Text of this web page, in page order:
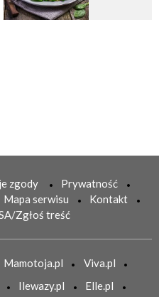
zgody
Prywatność
Mapa serwisu
Kontakt
Zgłoś treść
Mamotoja.pl
Viva.pl
Ilewazy.pl Elle.pl